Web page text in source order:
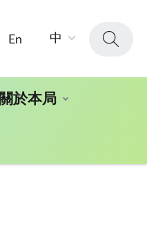
En 中
關於本局